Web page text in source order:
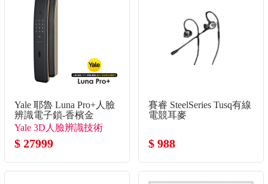
Yale 耶魯 Luna Pro+人臉
辨識電子鎖-香檳金
Yale 3D人臉辨識技術
$ 27999
賽睿 SteelSeries Tusq有線
電競耳麥
$ 988